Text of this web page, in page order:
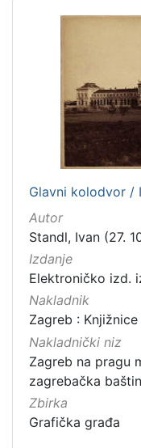
Glavni kolodvor /
Autor
Standl, Ivan (27.
Izdanje
Elektroničko izd.
Nakladnik
Zagreb :
Nakladnički niz
Zagreb na pragu
zagrebačka
Zbirka
Grafička građa